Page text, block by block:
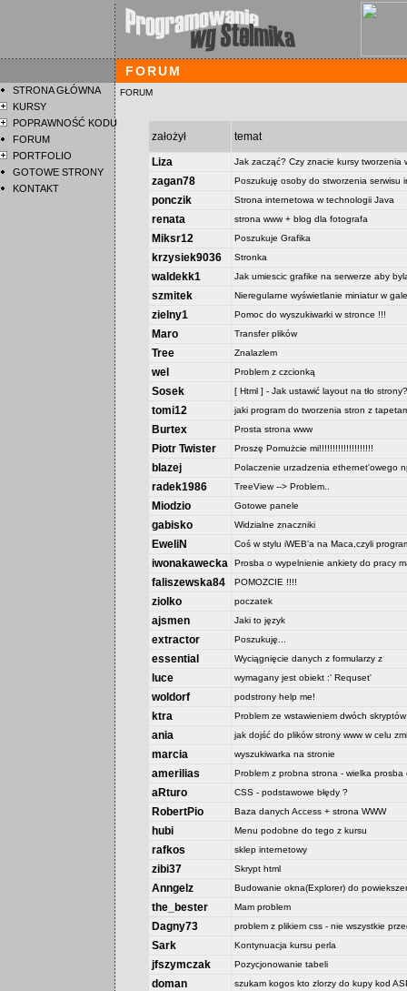
FORUM
FORUM
założył
temat
Liza
Jak zacząć? Czy znacie kursy tworzenia
zagan78 Poszukuję osoby do stworzenia serwisu
ponczik Strona internetowa w technologii Java
renata strona www + blog dla fotografa
Miksr12 Poszukuje Grafika
krzysiek9036 Stronka
waldekk1 Jak umiescic grafike na serwerze aby
szmitek Nieregularne wyświetlanie miniatur w
zielny1 Pomoc do wyszukiwarki w stronce !!!
Maro Transfer plików
Tree Znalazlem
wel Problem z czcionką
Sosek [ Html ] - Jak ustawić layout na tło strony?
tomi12 jaki program do tworzenia stron z
Burtex Prosta strona www
Piotr Twister Proszę Pomużcie mi!!!!!!!!!!!!!!!!!!!!
blazej Polaczenie urzadzenia ethernet'owego
radek1986 TreeView --> Problem..
Miodzio Gotowe panele
gabisko Widzialne znaczniki
EweliN Coś w stylu iWEB'a na Maca,czyli
iwonakawecka Prosba o wypelnienie ankiety do pracy
faliszewska84 POMOZCIE !!!!
ziolko poczatek
ajsmen Jaki to język
extractor Poszukuję...
essential Wyciągnięcie danych z formularzy z
luce wymagany jest obiekt :' Requset'
woldorf podstrony help me!
ktra Problem ze wstawieniem dwóch skryptów
ania jak dojść do plików strony www w celu
marcia wyszukiwarka na stronie
amerilias Problem z probna strona - wielka prosba
aRturo CSS - podstawowe błędy ?
RobertPio Baza danych Access + strona WWW
hubi Menu podobne do tego z kursu
rafkos sklep internetowy
zibi37 Skrypt html
Anngelz Budowanie okna(Explorer) do
the_bester Mam problem
Dagny73 problem z plikiem css - nie wszystkie
Sark Kontynuacja kursu perla
jfszymczak Pozycjonowanie tabeli
doman szukam kogos kto zlorzy do kupy kod
STRONA GŁÓWNA
KURSY
POPRAWNOŚĆ KODU
FORUM
PORTFOLIO
GOTOWE STRONY
KONTAKT